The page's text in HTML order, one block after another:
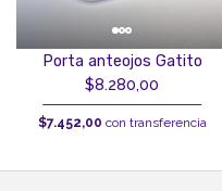
Porta anteojos Gatito
$8.280,00
$7.452,00 con transferencia